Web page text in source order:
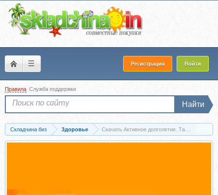
☰ Регистрация Войти
Правила Служба поддержки
Найти
Складчина биз Здоровье Скачать Активное долголетие. Тариф - 2